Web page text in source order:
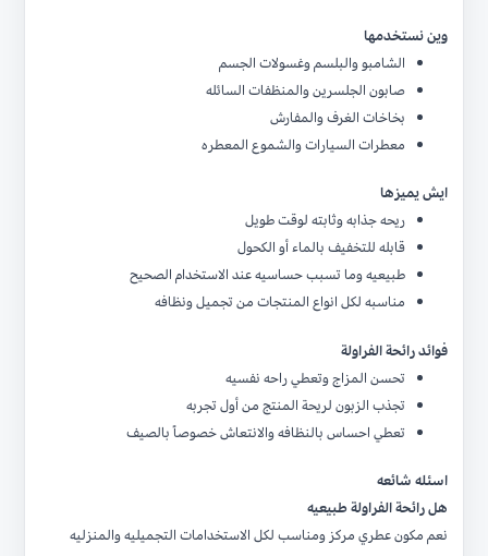
وين نستخدمها
الشامبو والبلسم وغسولات الجسم
صابون الجلسرين والمنظفات السائله
بخاخات الغرف والمفارش
معطرات السيارات والشموع المعطره
ايش يميزها
ريحه جذابه وثابته لوقت طويل
قابله للتخفيف بالماء أو الكحول
طبيعيه وما تسبب حساسيه عند الاستخدام الصحيح
مناسبه لكل انواع المنتجات من تجميل ونظافه
فوائد رائحة الفراولة
تحسن المزاج وتعطي راحه نفسيه
تجذب الزبون لريحة المنتج من أول تجربه
تعطي احساس بالنظافه والانتعاش خصوصاً بالصيف
اسئله شائعه
هل رائحة الفراولة طبيعيه
نعم مكون عطري مركز ومناسب لكل الاستخدامات التجميليه والمنزليه